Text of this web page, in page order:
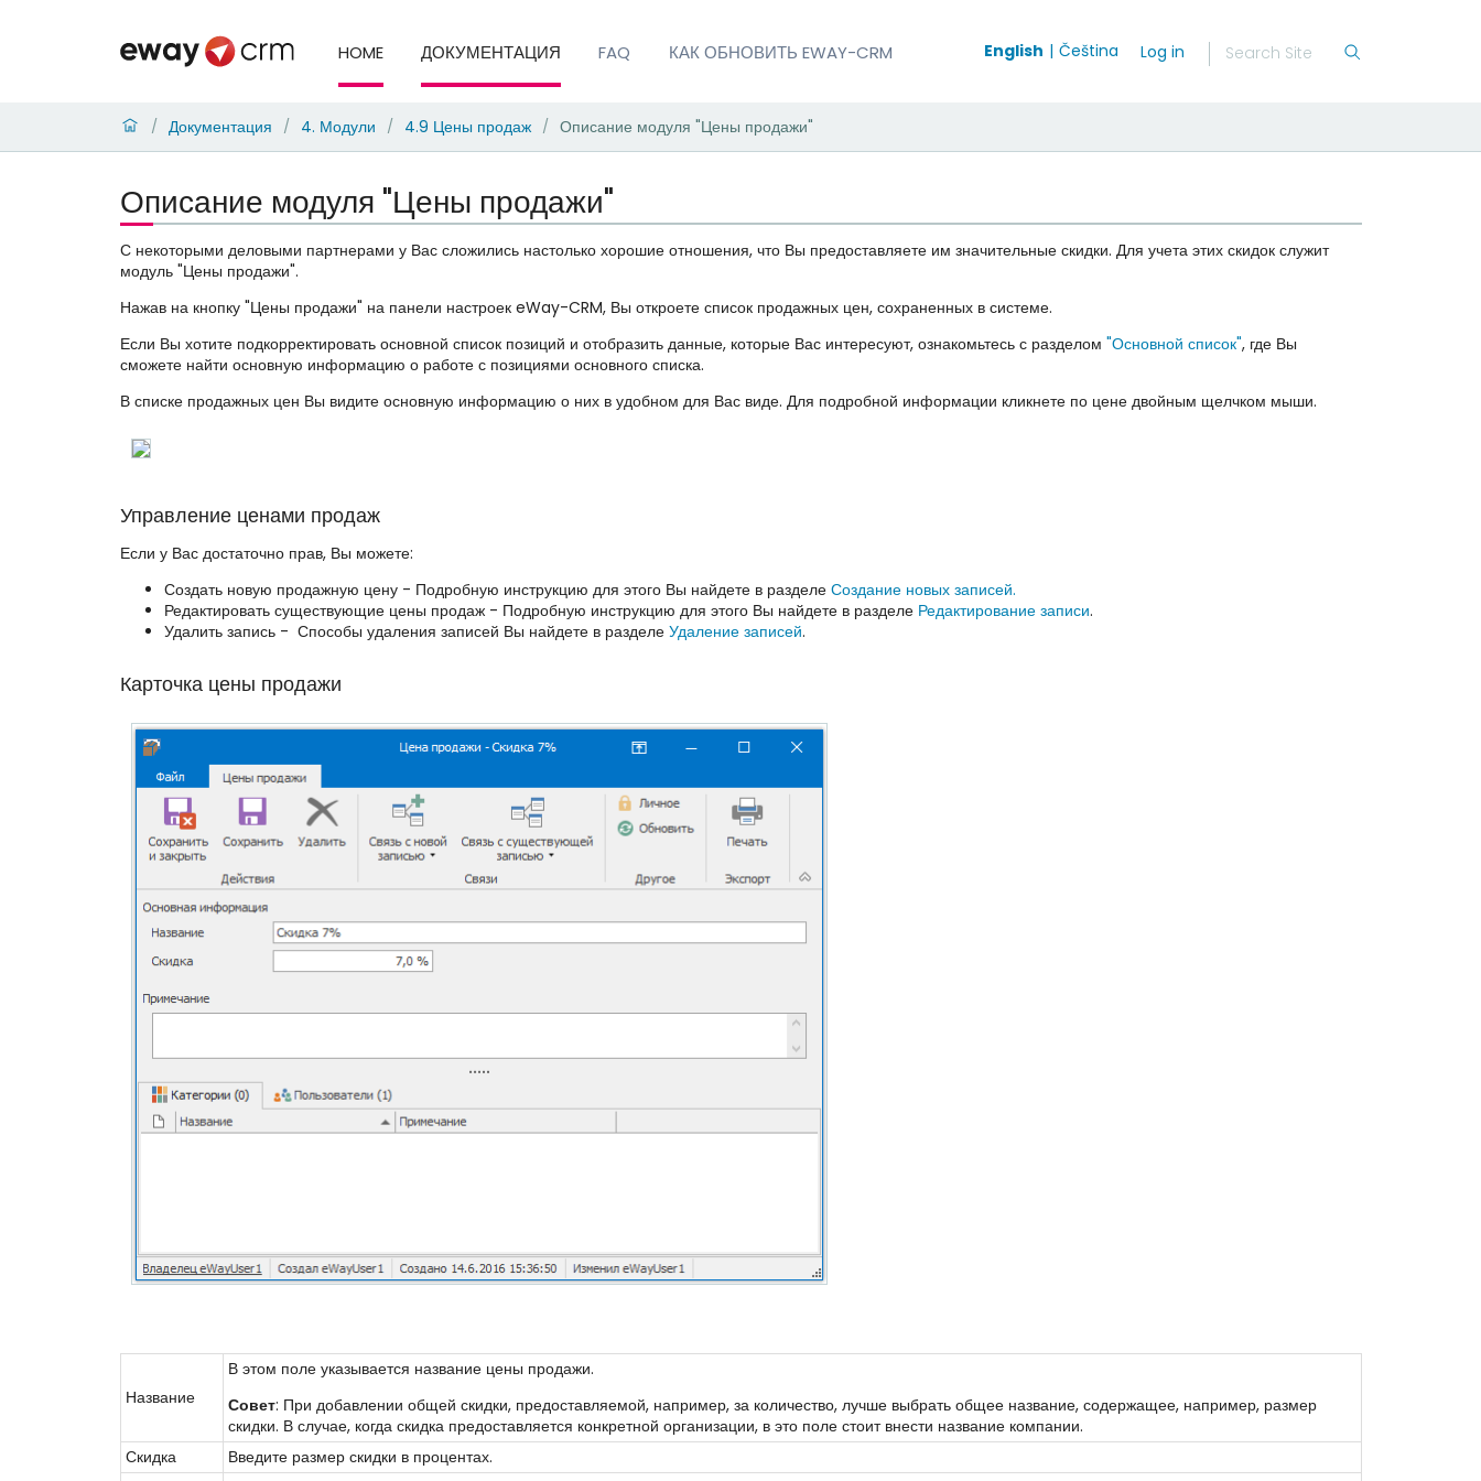
HOME ДОКУМЕНТАЦИЯ FAQ КАК ОБНОВИТЬ EWAY-CRM English Čeština Log in
/ Документация / 4. Модули / 4.9 Цены продаж / Описание модуля "Цены продажи"
Описание модуля "Цены продажи"
С некоторыми деловыми партнерами у Вас сложились настолько хорошие отношения, что Вы предоставляете им значительные скидки. Для учета этих скидок служит
модуль "Цены продажи".
Нажав на кнопку "Цены продажи" на панели настроек eWay-CRM, Вы откроете список продажных цен, сохраненных в системе.
Если Вы хотите подкорректировать основной список позиций и отобразить данные, которые Вас интересуют, ознакомьтесь с разделом "Основной список", где Вы
сможете найти основную информацию о работе с позициями основного списка.
В списке продажных цен Вы видите основную информацию о них в удобном для Вас виде. Для подробной информации кликнете по цене двойным щелчком мыши.
Управление ценами продаж
Если у Вас достаточно прав, Вы можете:
Создать новую продажную цену - Подробную инструкцию для этого Вы найдете в разделе Создание новых записей.
Редактировать существующие цены продаж - Подробную инструкцию для этого Вы найдете в разделе Редактирование записи.
Удалить запись - Способы удаления записей Вы найдете в разделе Удаление записей.
Карточка цены продажи
Название
В этом поле указывается название цены продажи.
Совет: При добавлении общей скидки, предоставляемой, например, за количество, лучше выбрать общее название, содержащее, например, размер
скидки. В случае, когда скидка предоставляется конкретной организации, в это поле стоит внести название компании.
Скидка
Введите размер скидки в процентах.